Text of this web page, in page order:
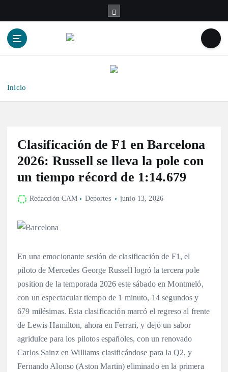
Inicio
Clasificación de F1 en Barcelona
2026: Russell se lleva la pole con
un tiempo récord de 1:14.679
Redacción CAM Deportes junio 13, 2026
En una emocionante sesión de clasificación de F1, el
piloto de Mercedes George Russell logró la tercera pole
position de la temporada 2026 este sábado en Montmeló,
con un espectacular tiempo de 1 minuto, 14 segundos y
679 milésimas. Esta clasificación marcó el regreso al frente
de Lewis Hamilton, ahora en Ferrari, y dejó un sabor
agridulce para los pilotos españoles, con un renovado
Carlos Sainz en Williams clasificándose para la Q2, y
Fernando Alonso (Aston Martin) eliminado en la primera